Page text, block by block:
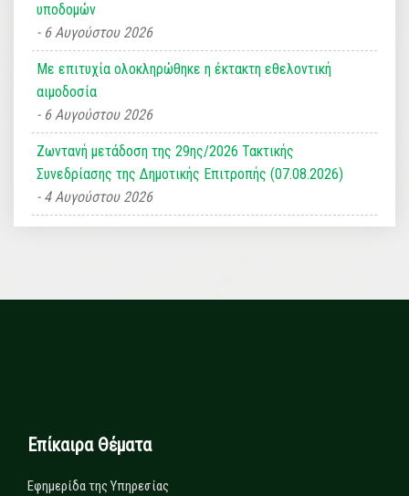
υποδομών
6 Αυγούστου 2026
Με επιτυχία ολοκληρώθηκε η έκτακτη εθελοντική
αιμοδοσία
6 Αυγούστου 2026
Ζωντανή μετάδοση της 29ης/2026 Τακτικής
Συνεδρίασης της Δημοτικής Επιτροπής (07.08.2026)
4 Αυγούστου 2026
Επίκαιρα Θέματα
Εφημερίδα της Υπηρεσίας